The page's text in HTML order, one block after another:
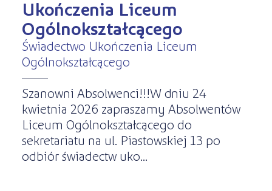
Kursy stacjonarne
Kariera
s STREFA SŁUCHACZA
Ukończenia Liceum
Ogólnokształcącego
Świadectwo Ukończenia Liceum
Ogólnokształcącego
Szanowni Absolwenci!!!W dniu 24
kwietnia 2026 zapraszamy Absolwentów
Liceum Ogólnokształcącego do
sekretariatu na ul. Piastowskiej 13 po
odbiór świadectw uko...